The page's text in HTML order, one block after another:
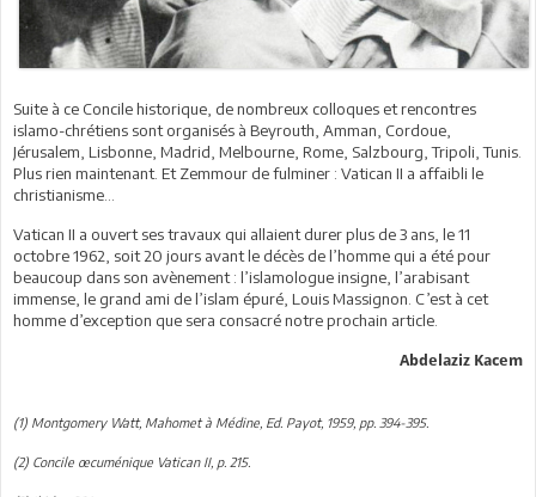
Suite à ce Concile historique, de nombreux colloques et rencontres
islamo-chrétiens sont organisés à Beyrouth, Amman, Cordoue,
Jérusalem, Lisbonne, Madrid, Melbourne, Rome, Salzbourg, Tripoli, Tunis.
Plus rien maintenant. Et Zemmour de fulminer : Vatican II a affaibli le
christianisme…
Vatican II a ouvert ses travaux qui allaient durer plus de 3 ans, le 11
octobre 1962, soit 20 jours avant le décès de l’homme qui a été pour
beaucoup dans son avènement : l’islamologue insigne, l’arabisant
immense, le grand ami de l’islam épuré, Louis Massignon. C’est à cet
homme d’exception que sera consacré notre prochain article.
Abdelaziz Kacem
(1) Montgomery Watt, Mahomet à Médine, Ed. Payot, 1959, pp. 394-395.
(2) Concile œcuménique Vatican II, p. 215.